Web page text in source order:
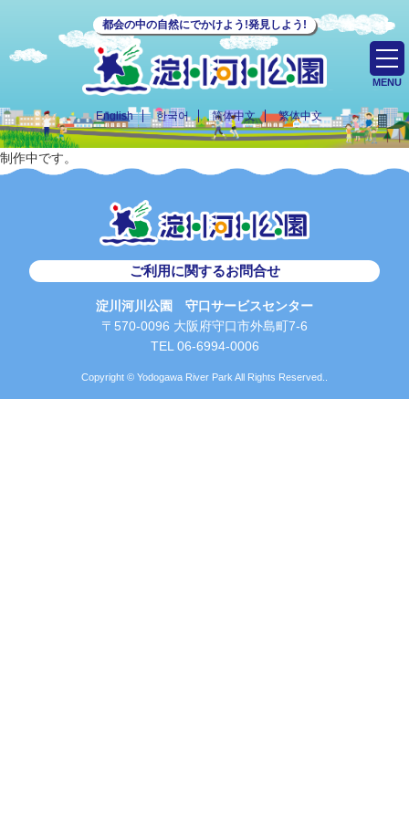
都会の中の自然にでかけよう!発見しよう!
English 한국어 简体中文 繁体中文
MENU
制作中です。
ご利用に関するお問合せ
淀川河川公園 守口サービスセンター
〒570-0096 大阪府守口市外島町7-6
TEL 06-6994-0006
Copyright © Yodogawa River Park All Rights Reserved..